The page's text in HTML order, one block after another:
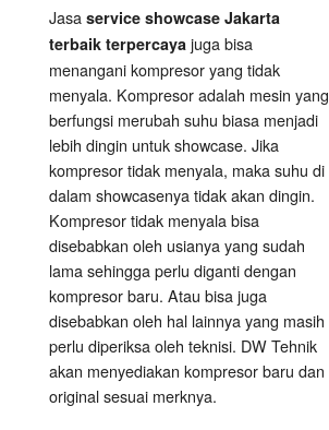
Jasa service showcase Jakarta
terbaik terpercaya juga bisa
menangani kompresor yang tidak
menyala. Kompresor adalah mesin yang
berfungsi merubah suhu biasa menjadi
lebih dingin untuk showcase. Jika
kompresor tidak menyala, maka suhu di
dalam showcasenya tidak akan dingin.
Kompresor tidak menyala bisa
disebabkan oleh usianya yang sudah
lama sehingga perlu diganti dengan
kompresor baru. Atau bisa juga
disebabkan oleh hal lainnya yang masih
perlu diperiksa oleh teknisi. DW Tehnik
akan menyediakan kompresor baru dan
original sesuai merknya.